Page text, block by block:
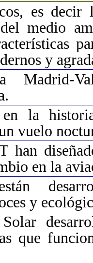
es decir
medio
y
Madrid-
la
vuelo
han
en la
y
que